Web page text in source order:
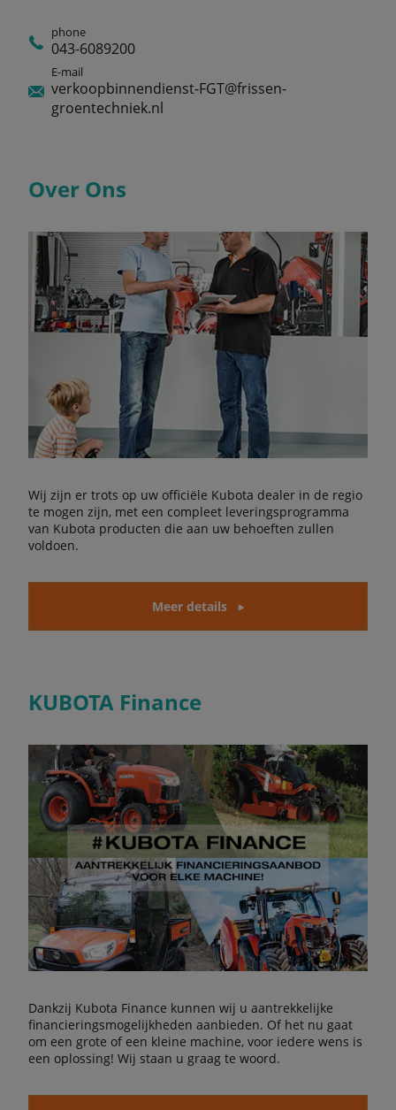
phone
043-6089200
E-mail
verkoopbinnendienst-FGT@frissen-
groentechniek.nl
Over Ons
Wij zijn er trots op uw officiële Kubota dealer in de regio
te mogen zijn, met een compleet leveringsprogramma
van Kubota producten die aan uw behoeften zullen
voldoen.
Meer details
KUBOTA Finance
Dankzij Kubota Finance kunnen wij u aantrekkelijke
financieringsmogelijkheden aanbieden. Of het nu gaat
om een grote of een kleine machine, voor iedere wens is
een oplossing! Wij staan u graag te woord.